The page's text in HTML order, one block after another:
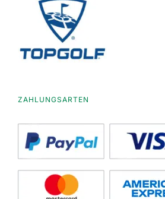
ZAHLUNGSARTEN